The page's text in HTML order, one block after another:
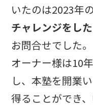
いたのは2023年
チャレンジをし
お問合せでした。
オーナー様は10
し、本塾を開業
得ることができ